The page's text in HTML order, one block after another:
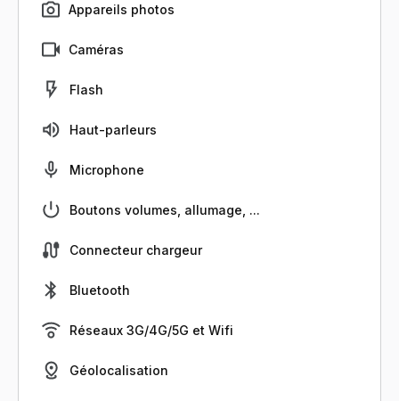
Appareils photos
Caméras
Flash
Haut-parleurs
Microphone
Boutons volumes, allumage, ...
Connecteur chargeur
Bluetooth
Réseaux 3G/4G/5G et Wifi
Géolocalisation